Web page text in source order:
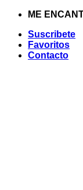
Saltar
contenido
ME
Suscribete
Favoritos
Contacto